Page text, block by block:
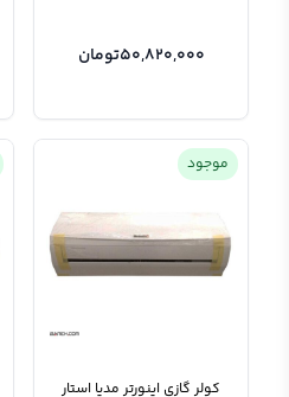
50,820,000تومان
موجود
کولر گازی اینورتر مدیا استار